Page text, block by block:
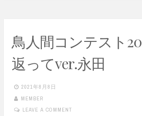
鳥人間コンテスト
返ってver.永田
2021年8月8日
MEMBER
LEAVE A COMMENT